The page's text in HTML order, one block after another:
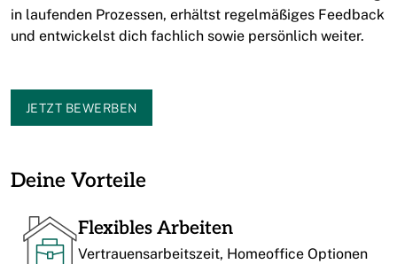
in laufenden Prozessen, erhältst regelmäßiges Feedback
und entwickelst dich fachlich sowie persönlich weiter.
JETZT BEWERBEN
Deine Vorteile
Flexibles Arbeiten
Vertrauensarbeitszeit, Homeoffice Optionen